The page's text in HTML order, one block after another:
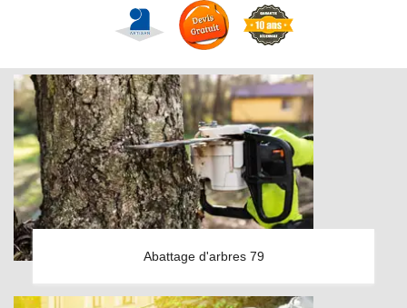
Abattage d'arbres 79